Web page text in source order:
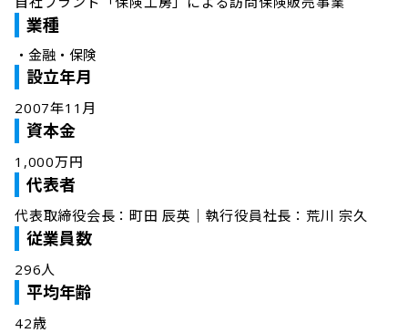
業種
・ 金融・保険
設立年月
2007年11月
資本金
1,000万円
代表者
代表取締役会長：町田 辰英｜執行役員社長：荒川 宗久
従業員数
296人
平均年齢
42歳